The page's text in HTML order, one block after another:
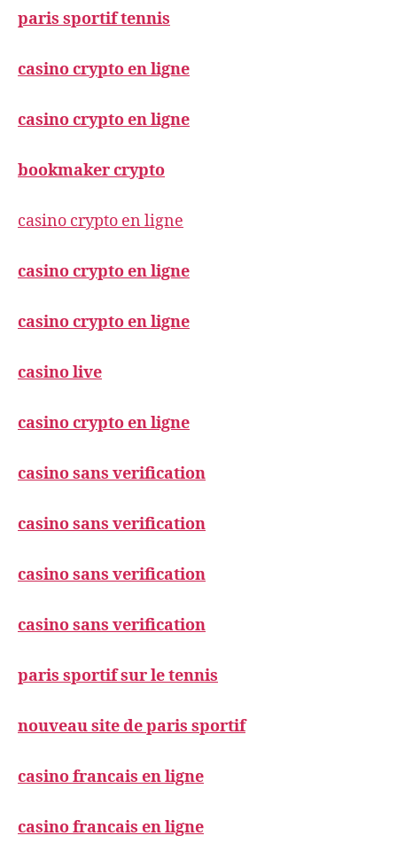
paris sportif tennis
casino crypto en ligne
casino crypto en ligne
bookmaker crypto
casino crypto en ligne
casino crypto en ligne
casino crypto en ligne
casino live
casino crypto en ligne
casino sans verification
casino sans verification
casino sans verification
casino sans verification
paris sportif sur le tennis
nouveau site de paris sportif
casino francais en ligne
casino francais en ligne